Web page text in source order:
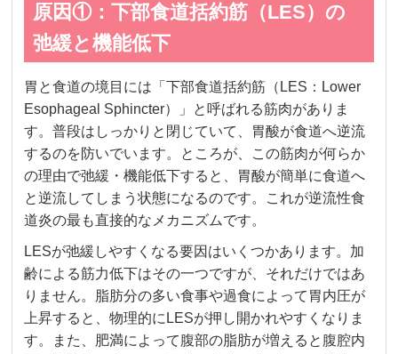
原因①：下部食道括約筋（LES）の
弛緩と機能低下
胃と食道の境目には「下部食道括約筋（LES：Lower
Esophageal Sphincter）」と呼ばれる筋肉がありま
す。普段はしっかりと閉じていて、胃酸が食道へ逆流
するのを防いでいます。ところが、この筋肉が何らか
の理由で弛緩・機能低下すると、胃酸が簡単に食道へ
と逆流してしまう状態になるのです。これが逆流性食
道炎の最も直接的なメカニズムです。
LESが弛緩しやすくなる要因はいくつかあります。加
齢による筋力低下はその一つですが、それだけではあ
りません。脂肪分の多い食事や過食によって胃内圧が
上昇すると、物理的にLESが押し開かれやすくなりま
す。また、肥満によって腹部の脂肪が増えると腹腔内